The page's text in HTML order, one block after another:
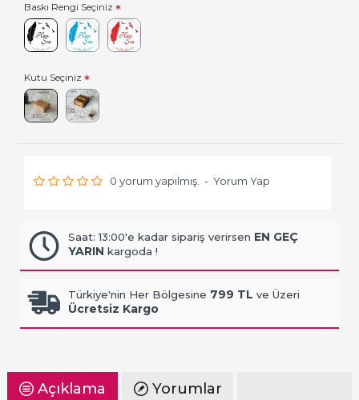
0 yorum yapılmış. - Yorum Yap
Baskı Rengi Seçiniz
Kutu Seçiniz
Saat: 13:00'e kadar sipariş verirsen EN GEÇ
YARIN kargoda !
Türkiye'nin Her Bölgesine 799 TL ve Üzeri
Ücretsiz Kargo
Açıklama Yorumlar